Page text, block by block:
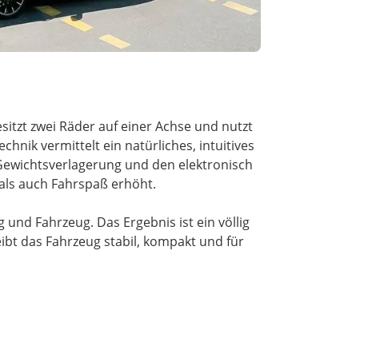
zwei Räder auf einer Achse und nutzt
vermittelt ein natürliches, intuitives
und den elektronisch
auch Fahrspaß erhöht.
Fahrzeug. Das Ergebnis ist ein völlig
das Fahrzeug stabil, kompakt und für